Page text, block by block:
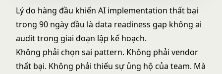
Lý do hàng đầu khiến AI implementation thất bại
trong 90 ngày đầu là data readiness gap không ai
audit trong giai đoạn lập kế hoạch.
Không phải chọn sai pattern. Không phải vendor
thất bại. Không phải thiếu sự ủng hộ của team. Mà